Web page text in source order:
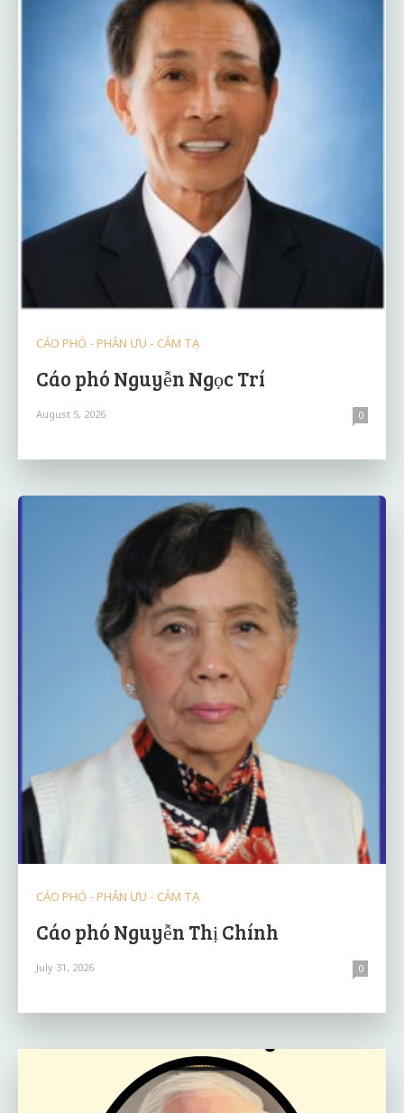
CÁO PHÓ - PHÂN ƯU - CẢM TẠ
Cáo phó Nguyễn Ngọc Trí
August 5, 2026 0
CÁO PHÓ - PHÂN ƯU - CẢM TẠ
Cáo phó Nguyễn Thị Chính
July 31, 2026 0